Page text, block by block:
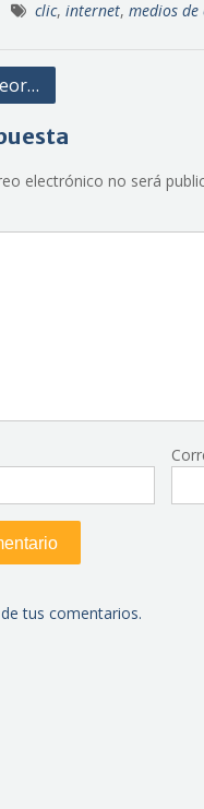
clic, internet, medios de
electrónico no será
tus comentarios.